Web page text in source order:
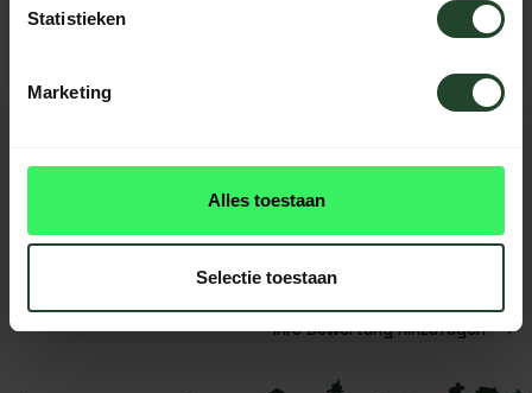
Statistieken
Marketing
Alles toestaan
Selectie toestaan
BEWERTUNGEN 0reviews
Diese produkt had noch
Ihre Bewertung hinzufügen